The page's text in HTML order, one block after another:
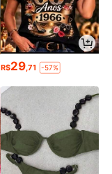
R$29 ,71 -57%